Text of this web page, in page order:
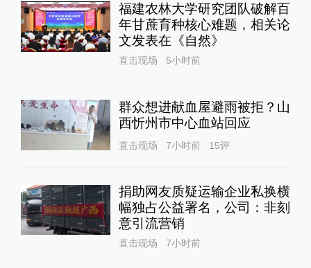
福建农林大学研究团队破解百
年甘蔗育种核心难题，相关论
文发表在《自然》
直击现场 5小时前
群众想进献血屋避雨被拒？山
西忻州市中心血站回应
直击现场 7小时前 15评
捐助网友质疑运输企业私换横
幅独占公益署名，公司：非刻
意引流营销
直击现场 7小时前